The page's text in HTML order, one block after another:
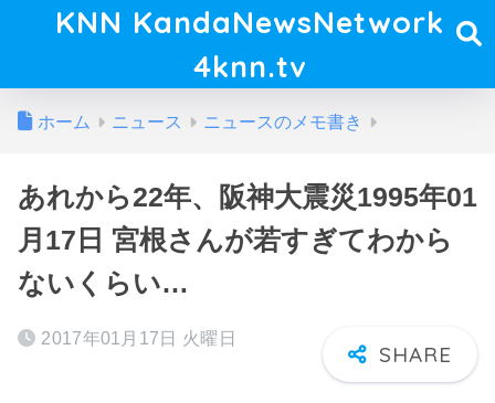
KNN KandaNewsNetwork
4knn.tv
ホーム ニュース ニュースのメモ書き
あれから22年、阪神大震災1995年01
月17日 宮根さんが若すぎてわから
ないくらい…
2017年01月17日 火曜日